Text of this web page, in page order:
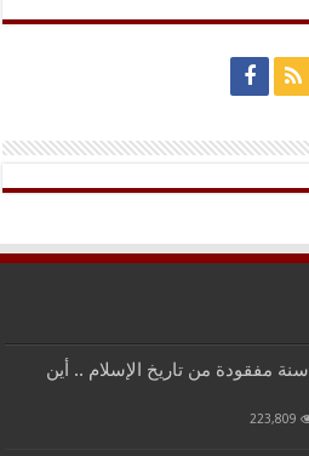
اكثر من 183 سنة مفقودة من تاريخ الإسلام .. أين
223,809